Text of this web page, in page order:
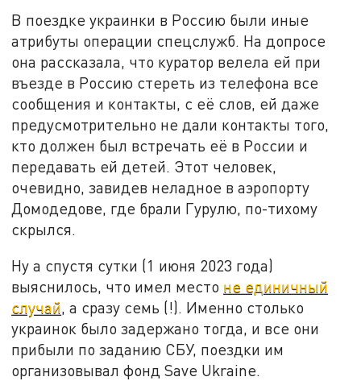
В поездке украинки в Россию были иные
атрибуты операции спецслужб. На допросе
она рассказала, что куратор велела ей при
въезде в Россию стереть из телефона все
сообщения и контакты, с её слов, ей даже
предусмотрительно не дали контакты того,
кто должен был встречать её в России и
передавать ей детей. Этот человек,
очевидно, завидев неладное в аэропорту
Домодедове, где брали Гурулю, по-тихому
скрылся.
Ну а спустя сутки (1 июня 2023 года)
выяснилось, что имел место не единичный
случай, а сразу семь (!). Именно столько
украинок было задержано тогда, и все они
прибыли по заданию СБУ, поездки им
организовывал фонд Save Ukraine.